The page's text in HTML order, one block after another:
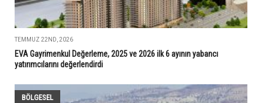
TEMMUZ 22ND, 2026
EVA Gayrimenkul Değerleme, 2025 ve 2026 ilk 6 ayının yabancı
yatırımcılarını değerlendirdi
BÖLGESEL